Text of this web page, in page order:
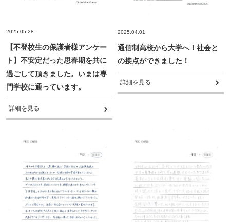
プライバシーポリシー
特定商取引法に基づく表記
お知らせ
閉じる
2025.05.28
【不登校生の保護者様アンケー
ト】不安定だった思春期を共に
過ごして頂きました。いまは専
門学校に通っています。
詳細を見る
2025.04.01
通信制高校から大学へ！社会と
の接点ができました！
詳細を見る
【保護者さまインタビュー】親も一緒に成長した8
【保護者さまインタビュー】REOはやっと巡り会
えた場所、自分自身の価値観が大きく変わりました
不登校でゲームをやりすぎても大丈夫？
き合わせてあげましょう
もっと見る
ー入試・チャレンジスクール・通信制
横浜の学びの多様化学校「横浜きりん学園」とは？
不登校の子どもの新しい学びの場
高卒認定の物理基礎が不安な方へ｜出題範囲と勉強
の進め方
不登校でも合格を目指せる！高卒認定試験【国語
もっと見る
つらいときの心の整え方
子どもの不登校を前向きに｜休むことの意味と親が
できる支え方
【保護者さまインタビュー】親も一緒に成長した8
年間。ここにいれば大丈夫だと思える場所です
不登校支援の基盤「教育機会確保法」ってどんな法
もっと見る